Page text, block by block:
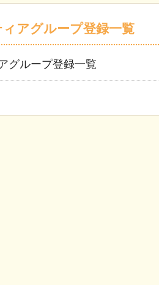
アグループ登録一覧
グループ登録一覧